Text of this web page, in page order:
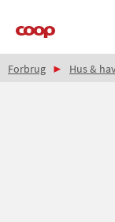
Main
Brødkrumme
Forbrug Hus &